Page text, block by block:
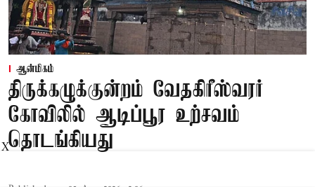
ஆன்மிகம்
திருக்கழுக்குன்றம் வேதகிரீஸ்வரர்
கோவிலில் ஆடிப்பூர உற்சவம்
தொடங்கியது
X